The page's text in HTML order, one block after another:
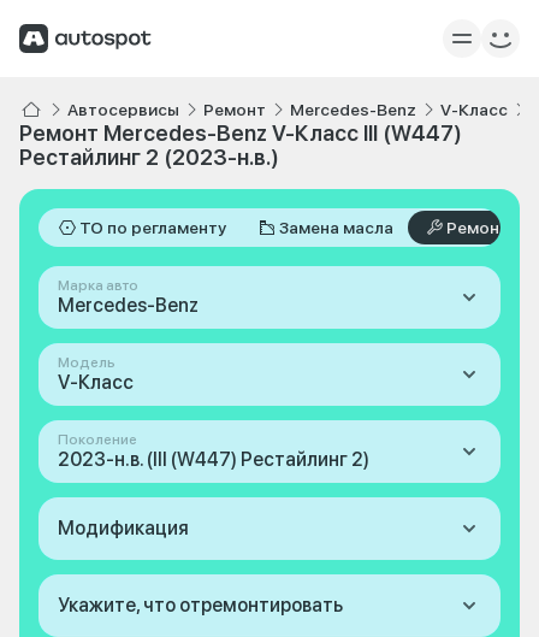
Автосервисы Ремонт Mercedes-Benz V-Класс
Ремонт Mercedes-Benz V-Класс III (W447)
Рестайлинг 2 (2023-н.в.)
ТО по регламенту Замена масла Ремонт
Марка авто
Mercedes-Benz
Модель
V-Класс
Поколение
2023-н.в. (III (W447) Рестайлинг 2)
Модификация
Укажите, что отремонтировать